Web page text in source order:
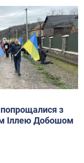
з
Іллею Добошом